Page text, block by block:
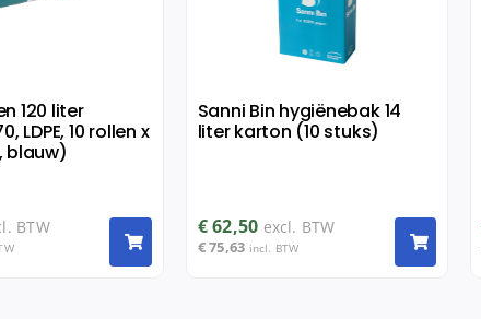
120 liter
LDPE, 10 rollen x
blauw)
BTW
Sanni Bin hygiënebak 14
liter karton (10 stuks)
€62,50 excl. BTW
€75,63 incl. BTW